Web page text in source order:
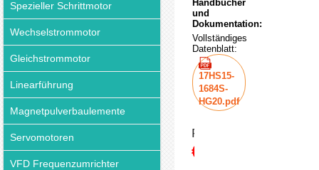
Spezieller Schrittmotor
Wechselstrommotor
Gleichstrommotor
Linearführung
Magnetpulverbaulemente
Servomotoren
VFD Frequenzumrichter
Handbücher
und
Dokumentation:
Vollständiges
Datenblatt:
17HS15-
1684S-
HG20.pdf
Preis:
€59.71